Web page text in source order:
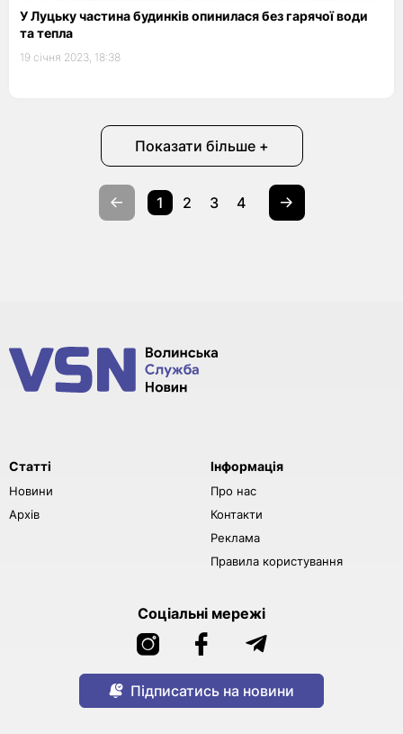
У Луцьку частина будинків опинилася без гарячої води
та тепла
19 січня 2023, 18:38
Показати більше +
1 2 3 4
Статті
Новини
Архів
Інформація
Про нас
Контакти
Реклама
Правила користування
Соціальні мережі
Підписатись на новини